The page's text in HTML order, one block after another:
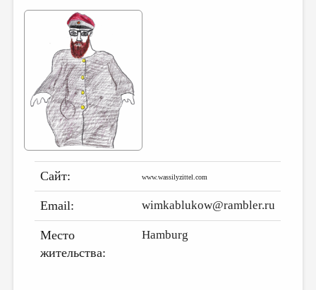
ЛИТСАЛОН
ПРАВИЛА САЙТА
ОТДЕЛЫ И РУБРИКИ
ИЗБРАННОЕ
ДАЙДЖЕСТ
ПРОИЗВЕДЕНИЯ
ПЕРЕВОДЫ
КОНКУРСЫ
ДЕТСКАЯ КОМНАТА
КНИЖНАЯ ПОЛКА
Сайт: www.wassilyzittel.com
Email: wimkablukow@rambler.ru
Место
жительства:
Hamburg